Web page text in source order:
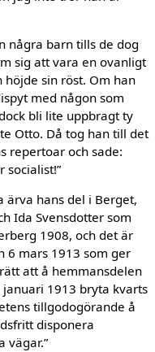
några barn tills de dog
sig att vara en ovanligt
höjde sin röst. Om han
med någon som
bli lite uppbragt ty
Otto. Då tog han till det
repertoar och sade:
socialist!”
ärva hans del i Berget,
Ida Svensdotter som
1908, och det är
6 mars 1913 som ger
att å hemmansdelen
1913 bryta kvarts
tillgodogörande å
disponera
vägar.”